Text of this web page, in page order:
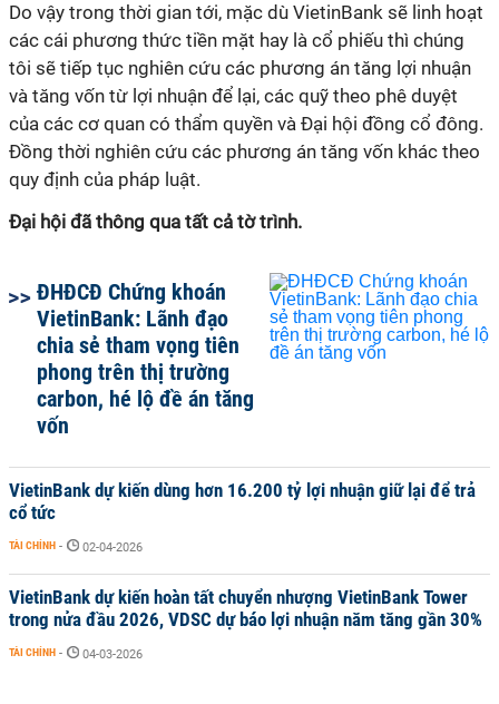
Do vậy trong thời gian tới, mặc dù VietinBank sẽ linh hoạt
các cái phương thức tiền mặt hay là cổ phiếu thì chúng
tôi sẽ tiếp tục nghiên cứu các phương án tăng lợi nhuận
và tăng vốn từ lợi nhuận để lại, các quỹ theo phê duyệt
của các cơ quan có thẩm quyền và Đại hội đồng cổ đông.
Đồng thời nghiên cứu các phương án tăng vốn khác theo
quy định của pháp luật.
Đại hội đã thông qua tất cả tờ trình.
ĐHĐCĐ Chứng khoán
VietinBank: Lãnh đạo
chia sẻ tham vọng tiên
phong trên thị trường
carbon, hé lộ đề án tăng
vốn
VietinBank dự kiến dùng hơn 16.200 tỷ lợi nhuận giữ lại để trả
cổ tức
TÀI CHÍNH - 02-04-2026
VietinBank dự kiến hoàn tất chuyển nhượng VietinBank Tower
trong nửa đầu 2026, VDSC dự báo lợi nhuận năm tăng gần 30%
TÀI CHÍNH - 04-03-2026